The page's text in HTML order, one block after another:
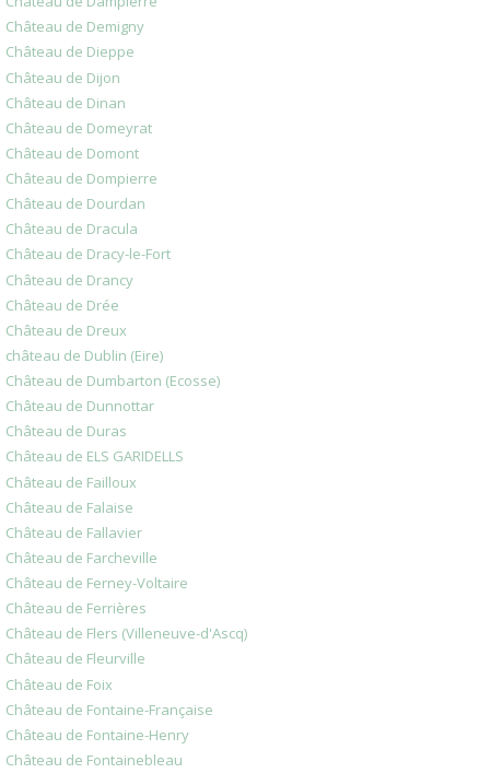
Château de Demigny
Château de Dieppe
Château de Dijon
Château de Dinan
Château de Domeyrat
Château de Domont
Château de Dompierre
Château de Dourdan
Château de Dracula
Château de Dracy-le-Fort
Château de Drancy
Château de Drée
Château de Dreux
château de Dublin (Eire)
Château de Dumbarton (Ecosse)
Château de Dunnottar
Château de Duras
Château de ELS GARIDELLS
Château de Failloux
Château de Falaise
Château de Fallavier
Château de Farcheville
Château de Ferney-Voltaire
Château de Ferrières
Château de Flers (Villeneuve-d'Ascq)
Château de Fleurville
Château de Foix
Château de Fontaine-Française
Château de Fontaine-Henry
Château de Fontainebleau